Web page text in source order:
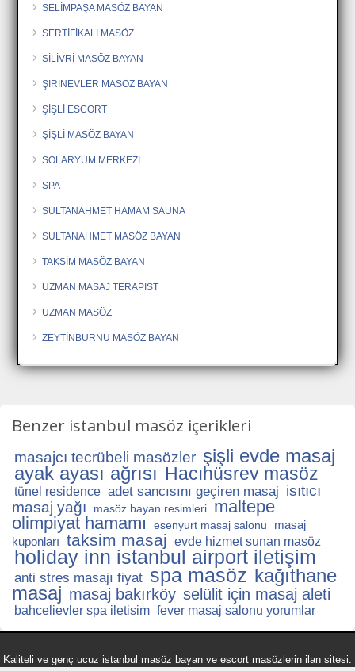
SELİMPAŞA MASÖZ BAYAN
SERTİFİKALI MASÖZ
SİLİVRİ MASÖZ BAYAN
ŞİRİNEVLER MASÖZ BAYAN
ŞİŞLİ ESCORT
ŞİŞLİ MASÖZ BAYAN
SOLARYUM MERKEZİ
SPA
SULTANAHMET HAMAM SAUNA
SULTANAHMET MASÖZ BAYAN
TAKSİM MASÖZ BAYAN
UZMAN MASAJ TERAPİST
UZMAN MASÖZ
ZEYTİNBURNU MASÖZ BAYAN
Benzer istanbul masöz içerikleri
masajcı tecrübeli masözler şişli evde masaj
ayak ayası ağrısı Hacıhüsrev masöz
tünel residence adet sancısını geçiren masaj isıtıcı
masaj yağı
masöz bayan resimleri
maltepe
olimpiyat hamamı
esenyurt masaj salonu
masaj
kuponları taksim masaj evde hizmet sunan masöz
holiday inn istanbul airport iletişim
anti stres masajı fiyat spa masöz kağıthane
masaj masaj bakırköy selülit için masaj aleti
bahcelievler spa iletisim fever masaj salonu yorumlar
Kaliteli ve genç ucuz istanbul masöz bayan ve escort masözlerin ilan sitesi.